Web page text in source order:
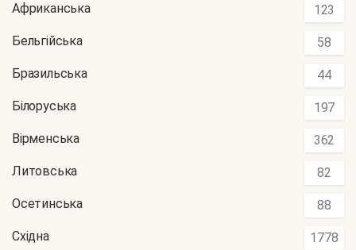
Африканська 123
Бельгійська 58
Бразильська 44
Білоруська 197
Вірменська 362
Литовська 82
Осетинська 88
Східна 1778